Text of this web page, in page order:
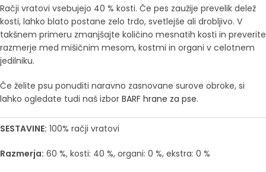
Račji vratovi vsebujejo 40 % kosti. Če pes zaužije prevelik delež
kosti, lahko blato postane zelo trdo, svetlejše ali drobljivo. V
takšnem primeru zmanjšajte količino mesnatih kosti in preverite
razmerje med mišičnim mesom, kostmi in organi v celotnem
jedilniku.
Če želite psu ponuditi naravno zasnovane surove obroke, si
lahko ogledate tudi naš izbor BARF hrane za pse.
SESTAVINE: 100% račji vratovi
Razmerja: 60 %, kosti: 40 %, organi: 0 %, ekstra: 0 %